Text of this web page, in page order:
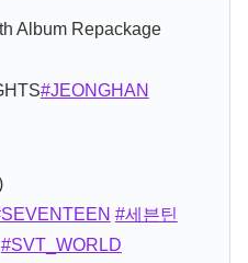
Album Repackage
#JEONGHAN
#세븐틴
#SVT_WORLD